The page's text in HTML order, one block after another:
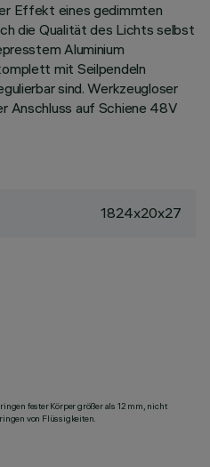
Effekt eines gedimmten
die Qualität des Lichts selbst
Aluminium
mit Seilpendeln
sind. Werkzeugloser
Anschluss auf Schiene 48V
1824x20x27
fester Körper größer als 12 mm, nicht
von Flüssigkeiten.